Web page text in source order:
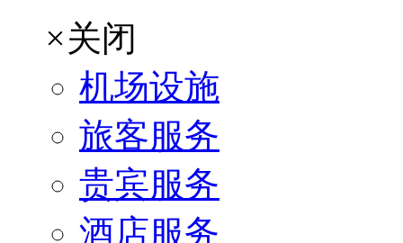
×关闭
机场设施
旅客服务
贵宾服务
酒店服务